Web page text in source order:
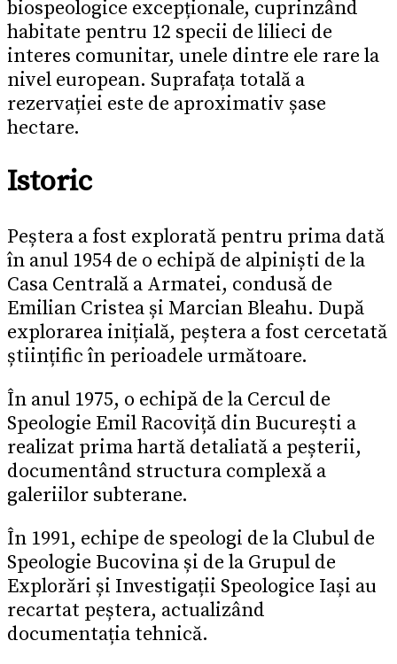
biospeologice excepționale, cuprinzând
habitate pentru 12 specii de lilieci de
interes comunitar, unele dintre ele rare la
nivel european. Suprafața totală a
rezervației este de aproximativ șase
hectare.
Istoric
Peștera a fost explorată pentru prima dată
în anul 1954 de o echipă de alpiniști de la
Casa Centrală a Armatei, condusă de
Emilian Cristea și Marcian Bleahu. După
explorarea inițială, peștera a fost cercetată
științific în perioadele următoare.
În anul 1975, o echipă de la Cercul de
Speologie Emil Racoviță din București a
realizat prima hartă detaliată a peșterii,
documentând structura complexă a
galeriilor subterane.
În 1991, echipe de speologi de la Clubul de
Speologie Bucovina și de la Grupul de
Explorări și Investigații Speologice Iași au
recartat peștera, actualizând
documentația tehnică.